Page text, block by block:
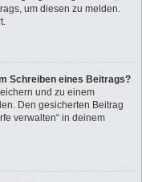
um diesen zu melden.
Schreiben eines Beitrags?
und zu einem
Den gesicherten Beitrag
verwalten“ in deinem